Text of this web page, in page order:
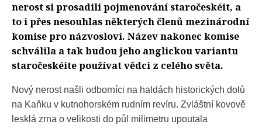
nerost si prosadili pojmenování staročeskéit, a
to i přes nesouhlas některých členů mezinárodní
komise pro názvosloví. Název nakonec komise
schválila a tak budou jeho anglickou variantu
staročeskéite používat vědci z celého světa.
Nový nerost našli odborníci na haldách historických dolů
na Kaňku v kutnohorském rudním revíru. Zvláštní kovově
lesklá zrna o velikosti do půl milimetru upoutala